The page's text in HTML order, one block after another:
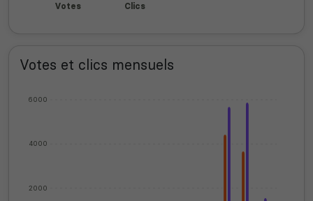
Votes Clics
Votes et clics mensuels
2000
4000
6000